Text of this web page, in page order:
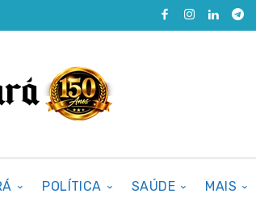
POLÍTICA SAÚDE MAIS